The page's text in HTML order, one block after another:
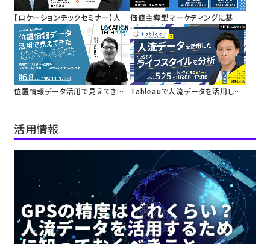
【ロケーションテックセミナー】人流
データを活用した「オフィス出社率
指数」を解説
価値主導型マーケティングに基づく
地域活性化
まちづくりの実践における人流デ
ータ活用
位置情報データ活用で見えてきた
Tableauで人流データを活用した
活用情報